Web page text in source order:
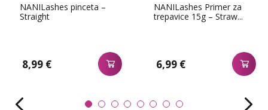
NANILashes pinceta –
Straight
8,99 €
NANILashes Primer za
trepavice 15g – Straw...
6,99 €